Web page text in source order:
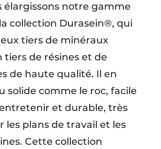
élargissons notre gamme
collection Durasein®, qui
tiers de minéraux
de résines et de
de haute qualité. Il en
solide comme le roc, facile
et durable, très
les plans de travail et les
Cette collection